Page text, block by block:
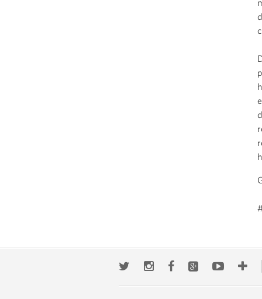
TwitterInstagramFacebookGoogle+Youtube